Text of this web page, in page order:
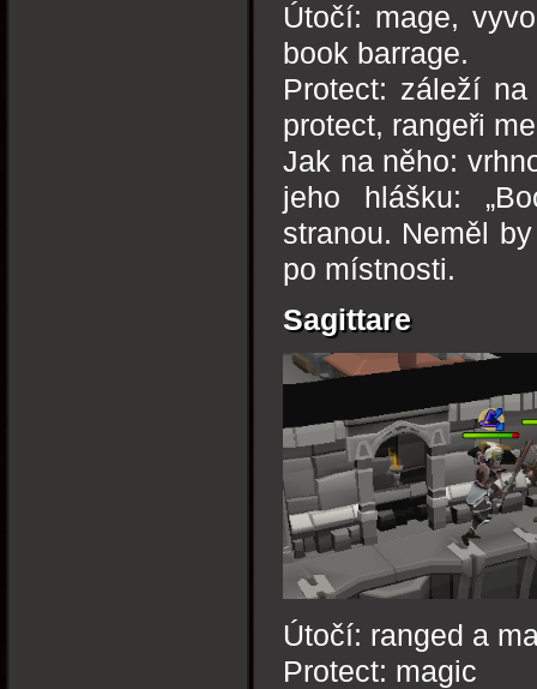
Útočí: mage,
book barrage.
Protect: záleží
protect, rangeři
Jak na něho:
jeho hlášku:
stranou. Neměl
po místnosti.
Sagittare
Útočí: ranged a
Protect: magic